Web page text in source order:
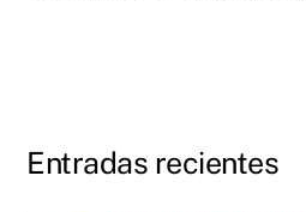
Entradas recientes